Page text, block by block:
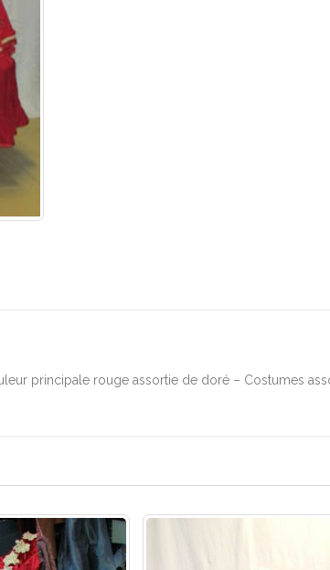
principale rouge assortie de doré – Costumes